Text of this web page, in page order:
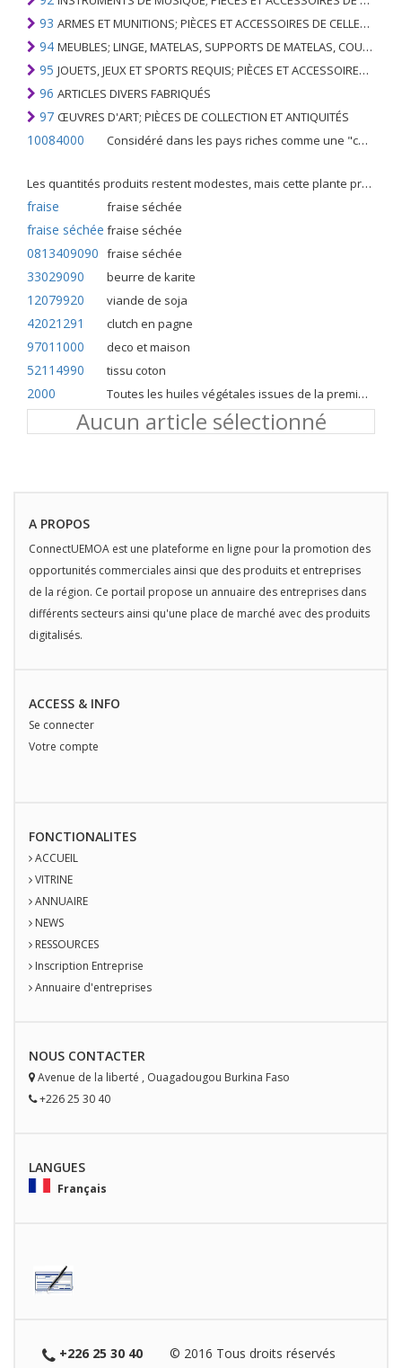
93 ARMES ET MUNITIONS; PIÈCES ET ACCESSOIRES DE CELLES-CI
94 MEUBLES; LINGE, MATELAS, SUPPORTS DE MATELAS, COUSSINS ET AMEUBLEMENT SIMILAIRE FARCI; LAMPES ET RACCORDS D'ÉCLAIRAGE, N.E.C .; SIGNES LUMINEUSES, PLAQUES DE NOMS LUMINEUSES ET SIMILAIRES; BÂTIMENTS PRÉFABRIQUÉS
95 JOUETS, JEUX ET SPORTS REQUIS; PIÈCES ET ACCESSOIRES DE CELLES-CI
96 ARTICLES DIVERS FABRIQUÉS
97 ŒUVRES D'ART; PIÈCES DE COLLECTION ET ANTIQUITÉS
10084000 Considéré dans les pays riches comme une "céréale mineure", le fonio blanc est une graminée de la famille des poaceae cultivée pour ses graines dans certaines régions d'Afrique.
Les quantités produits restent modestes, mais cette plante présente malgré tout de nombreuses qualités. Elle est utilisé dans l'alimentation humaine et entre dans la préparation de nombreuses recettes traditionnelles africaines comme le couscous, la bouillie, les boulettes, les beignets et même le pain.
fraise fraise séchée
fraise séchée fraise séchée
0813409090 fraise séchée
33029090 beurre de karite
12079920 viande de soja
42021291 clutch en pagne
97011000 deco et maison
52114990 tissu coton
2000 Toutes les huiles végétales issues de la première pression à froid
Aucun article sélectionné
A PROPOS
ConnectUEMOA est une plateforme en ligne pour la promotion des
opportunités commerciales ainsi que des produits et entreprises
de la région. Ce portail propose un annuaire des entreprises dans
différents secteurs ainsi qu'une place de marché avec des produits
digitalisés.
ACCESS & INFO
Se connecter
Votre compte
FONCTIONALITES
ACCUEIL
VITRINE
ANNUAIRE
NEWS
RESSOURCES
Inscription Entreprise
Annuaire d'entreprises
NOUS CONTACTER
Avenue de la liberté , Ouagadougou Burkina Faso
+226 25 30 40
LANGUES
Français
+226 25 30 40 © 2016 Tous droits réservés